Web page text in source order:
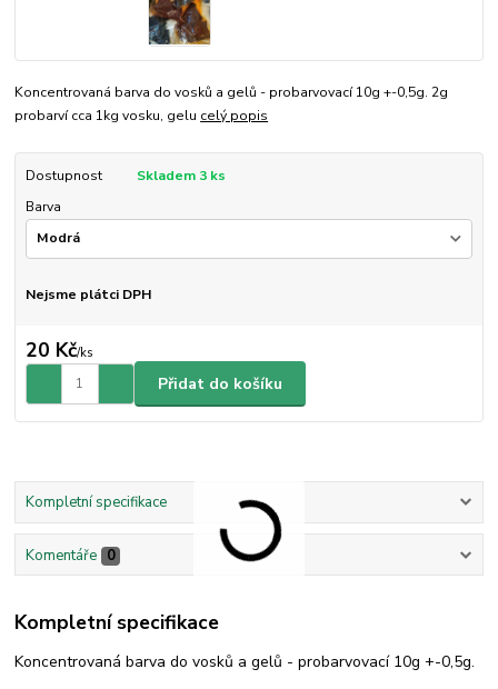
Koncentrovaná barva do vosků a gelů - probarvovací 10g +-0,5g. 2g
probarví cca 1kg vosku, gelu celý popis
Dostupnost
Skladem 3 ks
Barva
Nejsme plátci DPH
20 Kč/ks
Přidat do košíku
Kompletní specifikace
Komentáře 0
Kompletní specifikace
Koncentrovaná barva do vosků a gelů - probarvovací 10g +-0,5g.